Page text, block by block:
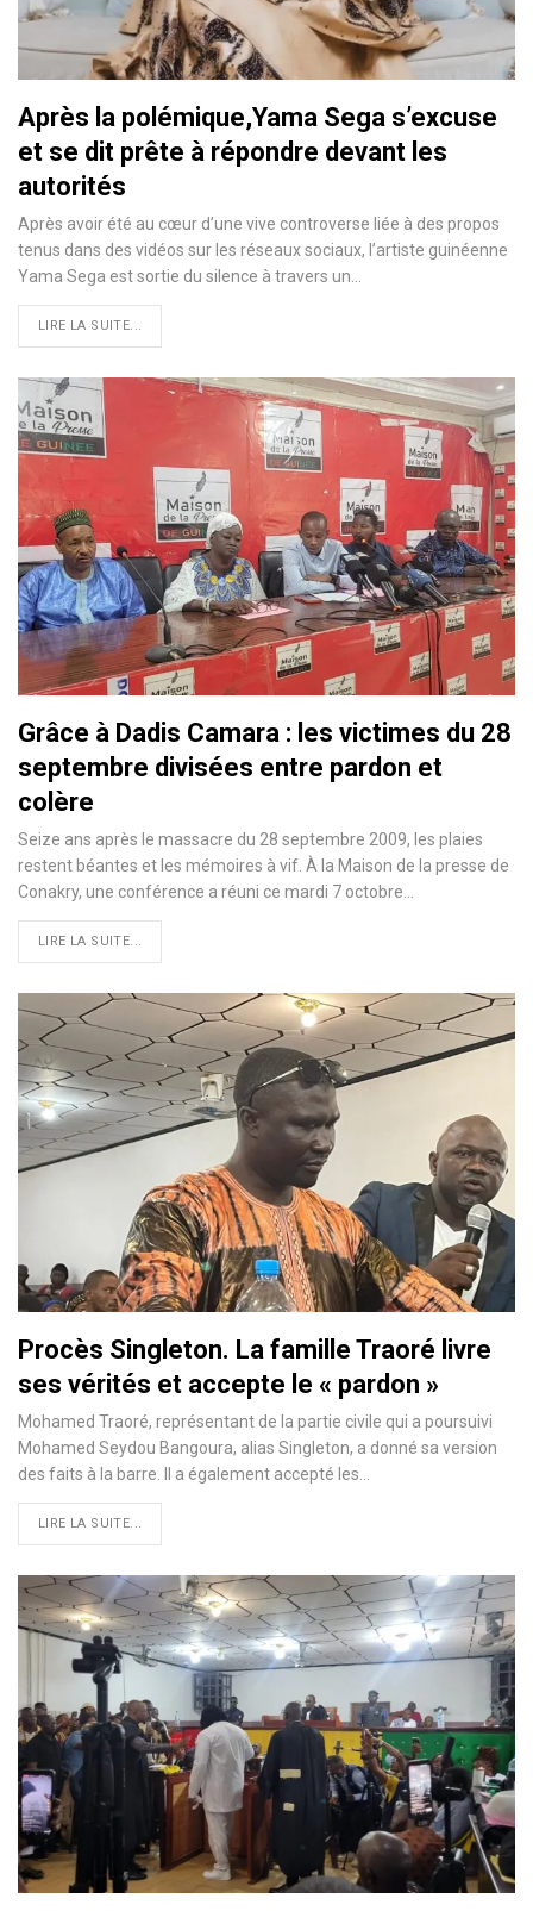
Après la polémique,Yama Sega s’excuse
et se dit prête à répondre devant les
autorités
Après avoir été au cœur d’une vive controverse liée à des propos
tenus dans des vidéos sur les réseaux sociaux, l’artiste guinéenne
Yama Sega est sortie du silence à travers un…
LIRE LA SUITE...
Grâce à Dadis Camara : les victimes du 28
septembre divisées entre pardon et
colère
Seize ans après le massacre du 28 septembre 2009, les plaies
restent béantes et les mémoires à vif. À la Maison de la presse de
Conakry, une conférence a réuni ce mardi 7 octobre…
LIRE LA SUITE...
Procès Singleton. La famille Traoré livre
ses vérités et accepte le « pardon »
Mohamed Traoré, représentant de la partie civile qui a poursuivi
Mohamed Seydou Bangoura, alias Singleton, a donné sa version
des faits à la barre. Il a également accepté les…
LIRE LA SUITE...